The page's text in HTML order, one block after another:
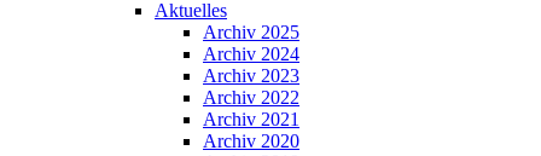
Aktuelles
Archiv 2025
Archiv 2024
Archiv 2023
Archiv 2022
Archiv 2021
Archiv 2020